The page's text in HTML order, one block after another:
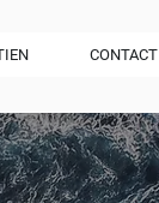
CONTACT